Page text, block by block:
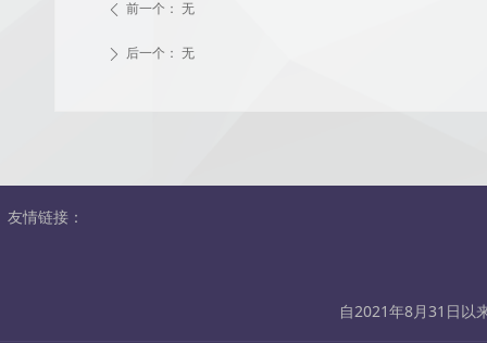
ꄴ 前一个： 无
ꄲ 后一个： 无
自2021年8月31日以
友情链接：